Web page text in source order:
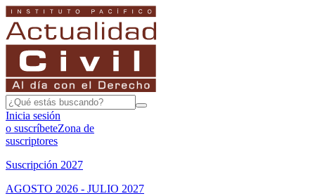
Inicia sesión
o suscríbeteZona de
suscriptores
Suscripción 2027
AGOSTO 2026 - JULIO 2027